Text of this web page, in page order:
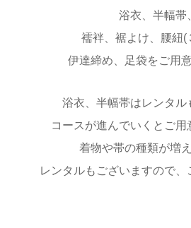
浴衣、半幅帯
襦袢、裾よけ、腰紐(
伊達締め、足袋をご用
浴衣、半幅帯はレンタル
コースが進んでいくとご用
着物や帯の種類が増え
レンタルもございますので、